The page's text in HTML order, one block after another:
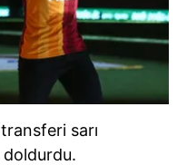
sarı
doldurdu.